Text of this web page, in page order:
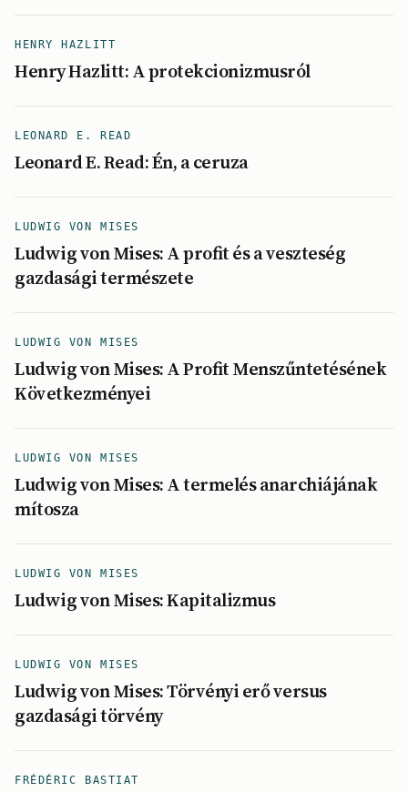
HENRY HAZLITT
Henry Hazlitt: A protekcionizmusról
LEONARD E. READ
Leonard E. Read: Én, a ceruza
LUDWIG VON MISES
Ludwig von Mises: A profit és a veszteség
gazdasági természete
LUDWIG VON MISES
Ludwig von Mises: A Profit Menszűntetésének
Következményei
LUDWIG VON MISES
Ludwig von Mises: A termelés anarchiájának
mítosza
LUDWIG VON MISES
Ludwig von Mises: Kapitalizmus
LUDWIG VON MISES
Ludwig von Mises: Törvényi erő versus
gazdasági törvény
FRÉDÉRIC BASTIAT